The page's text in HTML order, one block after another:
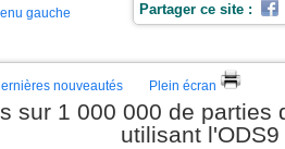
gauche Partager ce site :
nouveautés Plein écran
sur 1 000 000 de parties
utilisant l'ODS9